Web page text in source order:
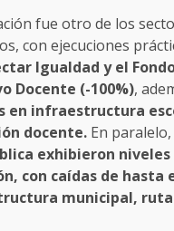
fue otro de los
con ejecuciones
Igualdad y el
Docente (-100%),
en infraestructura
docente. En paralelo,
exhibieron
con caídas de hasta
municipal,